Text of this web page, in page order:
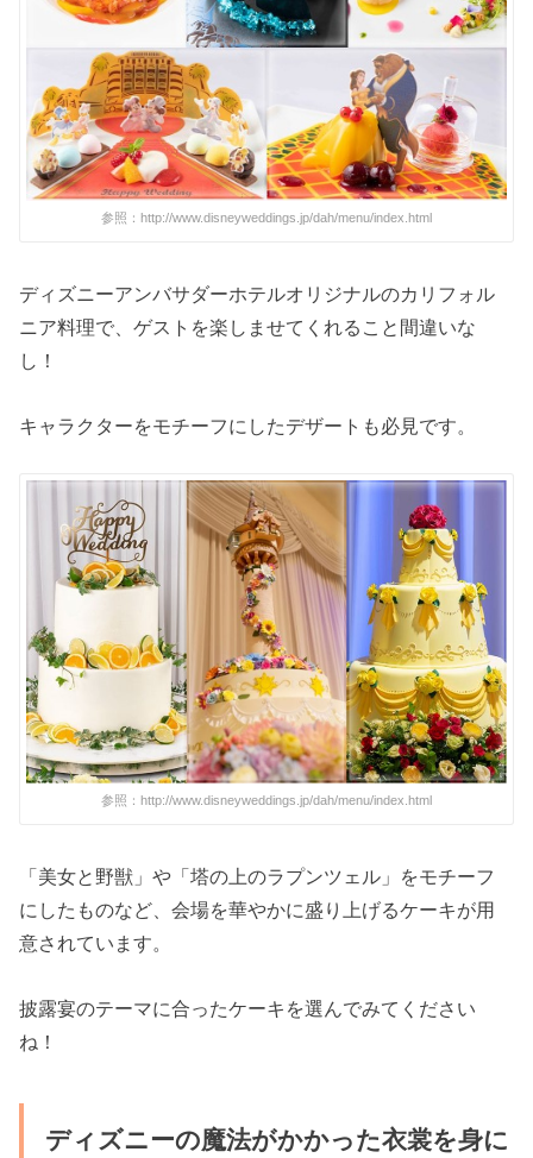
参照：http://www.disneyweddings.jp/dah/menu/index.html
ディズニーアンバサダーホテルオリジナルのカリフォル
ニア料理で、ゲストを楽しませてくれること間違いな
し！
キャラクターをモチーフにしたデザートも必見です。
参照：http://www.disneyweddings.jp/dah/menu/index.html
「美女と野獣」や「塔の上のラプンツェル」をモチーフ
にしたものなど、会場を華やかに盛り上げるケーキが用
意されています。
披露宴のテーマに合ったケーキを選んでみてください
ね！
ディズニーの魔法がかかった衣裳を身に